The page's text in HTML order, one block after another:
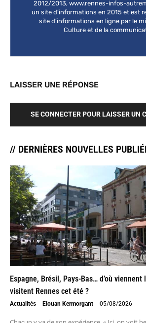
2012/2013, www.rennes-infos-
un site d’informations en 2015 et est
site d’informations en ligne par le
Culture et de la
LAISSER UNE RÉPONSE
SE CONNECTER POUR LAISSER UN
// DERNIÈRES NOUVELLES
Espagne, Brésil, Pays-Bas… d’où
visitent Rennes cet été ?
Actualités Elouan Kermorgant - 05/08/2026